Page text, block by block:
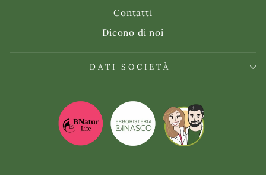
Contatti
Dicono di noi
DATI SOCIETÀ